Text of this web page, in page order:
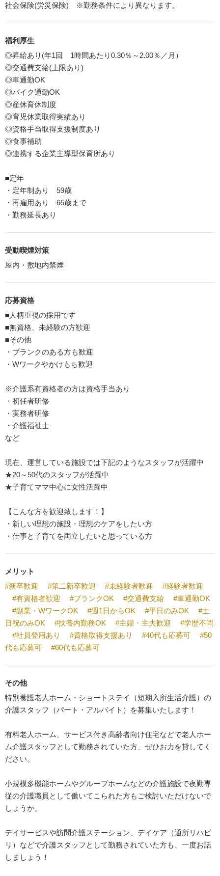
社会保険(労災保険) ※勤務条件により異なります。
福利厚生
◎昇給あり(年1回 1時間あたり0.30％～2.00％／月）
◎交通費支給(上限あり)
◎車通勤OK
◎バイク通勤OK
◎産休育休制度
◎育児休業取得実績あり
◎資格手当取得支援制度あり
◎食事補助
◎連携する企業主導型保育所あり
■定年
・定年制あり 59歳
・再雇用あり 65歳まで
・勤務延長あり
受動喫煙対策
屋内・敷地内禁煙
応募資格
■人柄重視の採用です
■無資格、未経験の方歓迎
■その他
・ブランクのある方も歓迎
・Wワークやかけもち歓迎
※介護系有資格者の方は資格手当あり
・初任者研修
・実務者研修
・介護福祉士
など
現在、運営している施設では下記のようなスタッフが活躍中
★20～50代のスタッフが活躍中
★子育てママ中心に女性活躍中
【こんな方を歓迎致します！】
・新しい理想の施設・理想のケアをしたい方
・仕事と子育てを両立したいと思っている方
メリット
#新卒歓迎
#第二新卒歓迎 #未経験者歓迎
#経験者歓迎
#有資格者歓迎
#ブランクOK #交通費支給
#車通勤OK
#副業・WワークOK
#週1日からOK #平日のみOK
#土
日祝のみOK
#扶養内勤務OK #主婦・主夫歓迎
#学歴不問
#社員登用あり
#資格取得支援あり #40代も応募可
#50
代も応募可
#60代も応募可
その他
特別養護老人ホーム・ショートステイ（短期入所生活介護）の
介護スタッフ（パート・アルバイト）を募集いたします！
有料老人ホーム、サービス付き高齢者向け住宅などで老人ホー
ム介護スタッフとして勤務されていた方、ぜひお力を貸してく
ださい。
小規模多機能ホームやグループホームなどの介護施設で夜勤専
従の介護職員として働いてこられた方もご検討いただけないで
しょうか。
デイサービスや訪問介護ステーション、デイケア（通所リハビ
リ）などで介護スタッフとして勤務されていた方も、一度お話
しましょう！